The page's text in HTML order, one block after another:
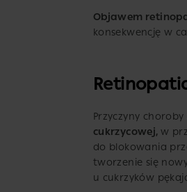
Objawem
konsekwencję w
Przyczyny
cukrzycowej, w
do blokowania
tworzenie się
u cukrzyków